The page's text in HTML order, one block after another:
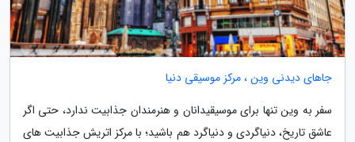
جاهای دیدنی وین ، مرکز موسیقی دنیا
سفر به وین تنها برای موسیقیدانان و هنرمندان جذابیت ندارد، حتی اگر
عاشق تاریخ، دنیاگردی و دنیاگرد هم باشید؛ با مرکز اتریش جذابیت های